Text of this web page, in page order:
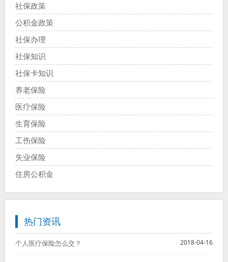
社保政策
公积金政策
社保办理
社保知识
社保卡知识
养老保险
医疗保险
生育保险
工伤保险
失业保险
住房公积金
热门资讯
个人医疗保险怎么交？ 2018-04-16